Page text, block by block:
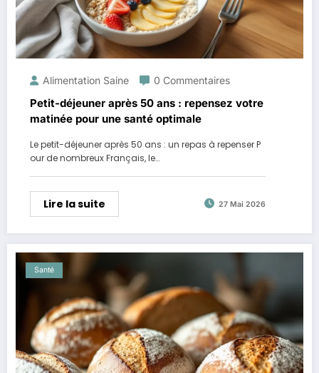
Alimentation Saine 0 Commentaires
Petit-déjeuner après 50 ans : repensez votre
matinée pour une santé optimale
Le petit-déjeuner après 50 ans : un repas à repenser P
our de nombreux Français, le…
Lire la suite 27 Mai 2026
Santé